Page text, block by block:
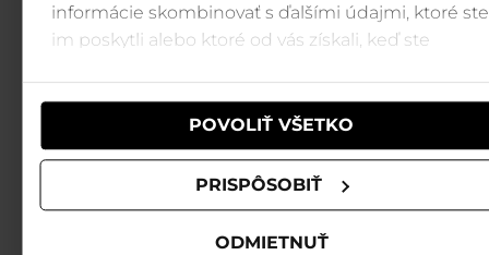
informácie skombinovať s ďalšími údajmi, ktoré ste
im poskytli alebo ktoré od vás získali, keď ste
POVOLIŤ VŠETKO
PRISPÔSOBIŤ
ODMIETNUŤ